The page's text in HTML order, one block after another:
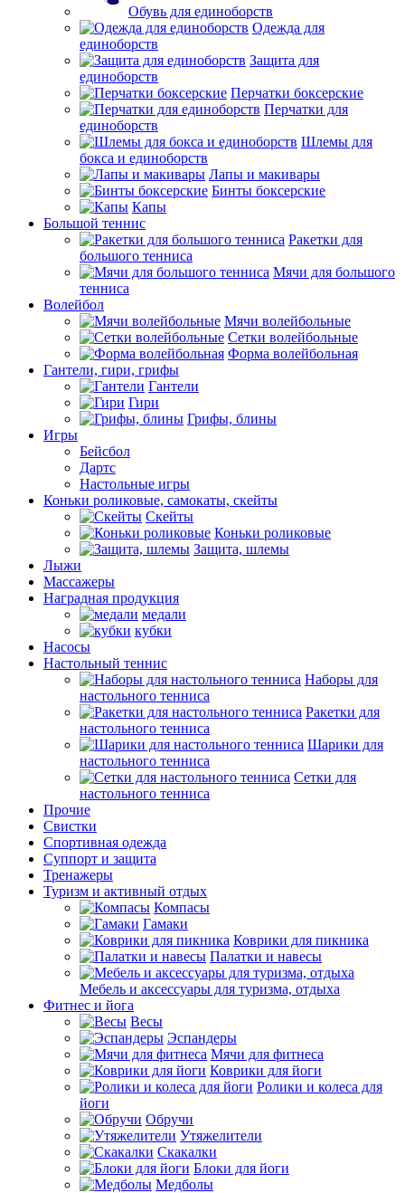
Обувь для единоборств
Одежда для
единоборств
Защита для
единоборств
Перчатки боксерские
Перчатки для
единоборств
Шлемы для
бокса и единоборств
Лапы и макивары
Бинты боксерские
Капы
Большой теннис
Ракетки для
большого тенниса
Мячи для большого
тенниса
Волейбол
Мячи волейбольные
Сетки волейбольные
Форма волейбольная
Гантели, гири, грифы
Гантели
Гири
Грифы, блины
Игры
Бейсбол
Дартс
Настольные игры
Коньки роликовые, самокаты, скейты
Скейты
Коньки роликовые
Защита, шлемы
Лыжи
Массажеры
Наградная продукция
медали
кубки
Насосы
Настольный теннис
Наборы для
настольного тенниса
Ракетки для
настольного тенниса
Шарики для
настольного тенниса
Сетки для
настольного тенниса
Прочие
Свистки
Спортивная одежда
Суппорт и защита
Тренажеры
Туризм и активный отдых
Компасы
Гамаки
Коврики для пикника
Палатки и навесы
Мебель и аксессуары для туризма, отдыха
Фитнес и йога
Весы
Эспандеры
Мячи для фитнеса
Коврики для йоги
Ролики и колеса для
йоги
Обручи
Утяжелители
Скакалки
Блоки для йоги
Медболы